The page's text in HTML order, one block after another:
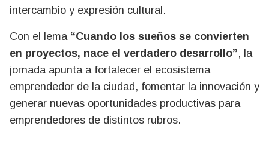
intercambio y expresión cultural.
Con el lema “Cuando los sueños se convierten
en proyectos, nace el verdadero desarrollo”, la
jornada apunta a fortalecer el ecosistema
emprendedor de la ciudad, fomentar la innovación y
generar nuevas oportunidades productivas para
emprendedores de distintos rubros.